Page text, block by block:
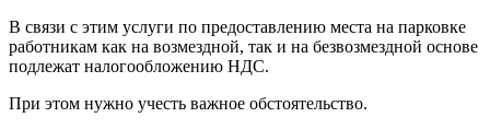
В связи с этим услуги по предоставлению места на парковке
работникам как на возмездной, так и на безвозмездной основе
подлежат налогообложению НДС.
При этом нужно учесть важное обстоятельство.